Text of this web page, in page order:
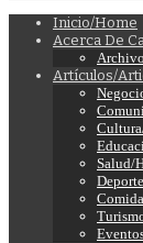
Inicio/Home
Acerca De
Artículos/
Salud/